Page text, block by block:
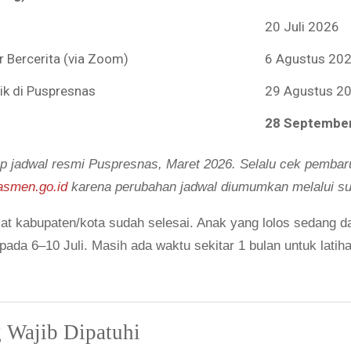
20 Juli 2026
Bercerita (via Zoom) 6 Agustus
di Puspresnas 29 Agustus
28
jadwal resmi Puspresnas, Maret 2026. Selalu cek
karena perubahan jadwal diumumkan melalui
kabupaten/kota sudah selesai. Anak yang lolos sedang
6–10 Juli. Masih ada waktu sekitar 1 bulan untuk
Wajib Dipatuhi